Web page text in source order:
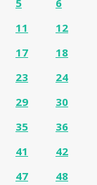
5
6
11
12
17
18
23
24
29
30
35
36
41
42
47
48